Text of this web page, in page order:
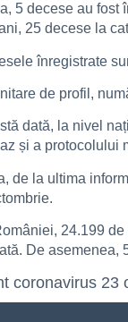
5 decese au
25 decese la
înregistrate
de profil,
dată, la nivel
și a protocolului
de la ultima
24.199
De asemenea,
coronavirus 23